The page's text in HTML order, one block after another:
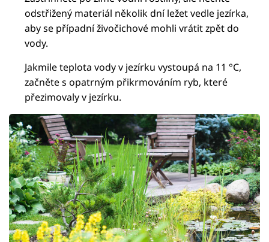
odstřižený materiál několik dní ležet vedle jezírka,
aby se případní živočichové mohli vrátit zpět do
vody.
Jakmile teplota vody v jezírku vystoupá na 11 °C,
začněte s opatrným přikrmováním ryb, které
přezimovaly v jezírku.